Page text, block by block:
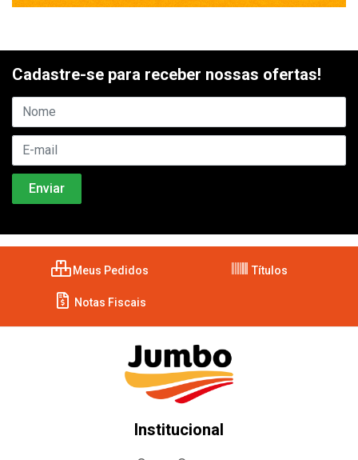
Cadastre-se para receber nossas ofertas!
Meus Pedidos Títulos
Notas Fiscais
Institucional